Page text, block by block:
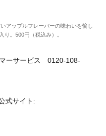
アップルフレーバーの味わいを愉し
り。 500円（税込み）。
ーサービス 0120-108-
式サイト :